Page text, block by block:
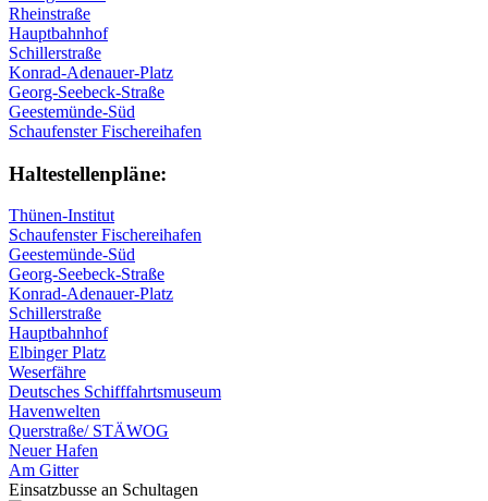
Rheinstraße
Hauptbahnhof
Schillerstraße
Konrad-Adenauer-Platz
Georg-Seebeck-Straße
Geestemünde-Süd
Schaufenster Fischereihafen
Haltestellen­pläne:
Thünen-Institut
Schaufenster Fischereihafen
Geestemünde-Süd
Georg-Seebeck-Straße
Konrad-Adenauer-Platz
Schillerstraße
Hauptbahnhof
Elbinger Platz
Weserfähre
Deutsches Schifffahrtsmuseum
Havenwelten
Querstraße/ STÄWOG
Neuer Hafen
Am Gitter
Einsatzbusse an Schultagen